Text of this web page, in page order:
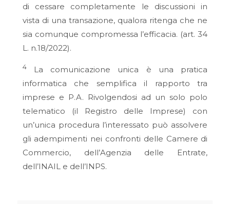
di cessare completamente le discussioni in
vista di una transazione, qualora ritenga che ne
sia comunque compromessa l’efficacia. (art. 34
L. n.18/2022).
4La comunicazione unica è una pratica
informatica che semplifica il rapporto tra
imprese e P.A. Rivolgendosi ad un solo polo
telematico (il Registro delle Imprese) con
un’unica procedura l’interessato può assolvere
gli adempimenti nei confronti delle Camere di
Commercio, dell’Agenzia delle Entrate,
dell’INAIL e dell’INPS.